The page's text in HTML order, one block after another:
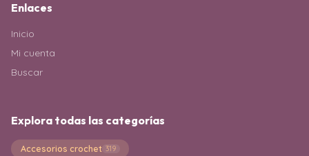
Enlaces
Inicio
Mi cuenta
Buscar
Explora todas las categorías
Accesorios crochet 319